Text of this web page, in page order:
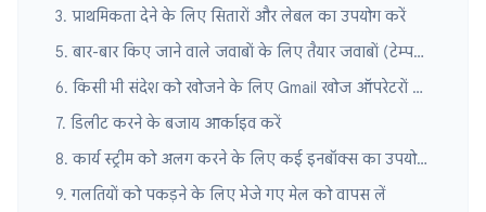
3. प्राथमिकता देने के लिए सितारों और लेबल का उपयोग करें
5. बार-बार किए जाने वाले जवाबों के लिए तैयार जवाबों (टेम्पलेट्स) का उपयोग करें
6. किसी भी संदेश को खोजने के लिए Gmail खोज ऑपरेटरों का उपयोग करें
7. डिलीट करने के बजाय आर्काइव करें
8. कार्य स्ट्रीम को अलग करने के लिए कई इनबॉक्स का उपयोग करें
9. गलतियों को पकड़ने के लिए भेजे गए मेल को वापस लें